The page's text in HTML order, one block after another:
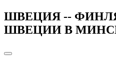
ШВЕЦИЯ --
ШВЕЦИИ В